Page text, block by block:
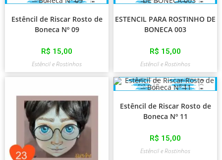
Estêncil de Riscar Rosto de
Boneca Nº 09
R$ 15,00
Estêncil e Rostinhos
ESTENCIL PARA ROSTINHO DE
BONECA 003
R$ 15,00
Estêncil e Rostinhos
Estêncil de Riscar Rosto de
Boneca Nº 11
R$ 15,00
Estêncil e Rostinhos